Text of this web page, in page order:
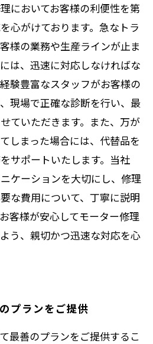
においてお客様の利便性を第
心がけております。急なトラ
様の業務や生産ラインが止ま
は、迅速に対応しなければな
験豊富なスタッフがお客様の
現場で正確な診断を行い、最
ていただきます。また、万が
しまった場合には、代替品を
サポートいたします。当社
ケーションを大切にし、修理
な費用について、丁寧に説明
客様が安心してモーター修理
う、親切かつ迅速な対応を心
プランをご提供
最善のプランをご提供するこ